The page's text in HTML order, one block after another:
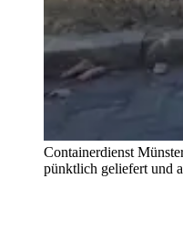
Containerdienst
pünktlich geliefert und